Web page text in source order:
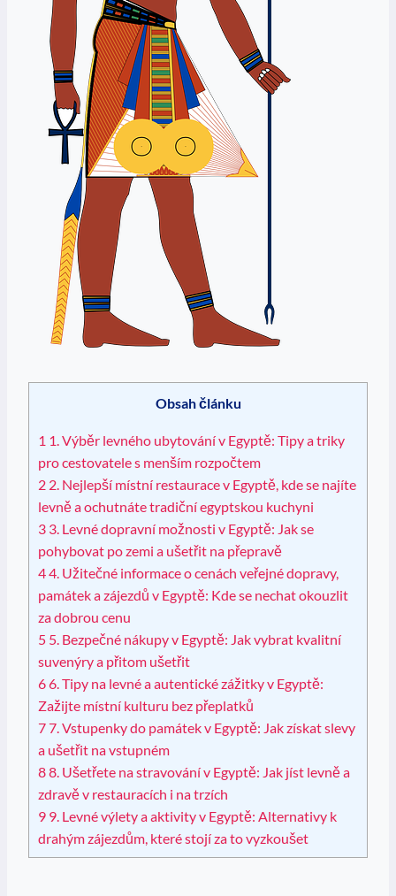
Obsah článku
1 1. Výběr levného ubytování v Egyptě: Tipy a triky
pro cestovatele s menším ⁣rozpočtem
2 2. Nejlepší místní⁤ restaurace⁢ v Egyptě, kde ⁣se ‍najíte
levně a ochutnáte tradiční egyptskou kuchyni
3 3. Levné dopravní možnosti v Egyptě: Jak se
pohybovat po zemi a⁢ ušetřit na​ přepravě
44. Užitečné informace o ⁤cenách​ veřejné⁣ dopravy,
památek ‌a⁤ zájezdů v ‍Egyptě: Kde se ​nechat okouzlit
za ‌dobrou cenu
5 5.⁢ Bezpečné nákupy v Egyptě: Jak‌ vybrat​ kvalitní
⁢suvenýry a ⁣přitom ušetřit
66. Tipy na ⁢levné a ⁣autentické zážitky v Egyptě:
Zažijte místní kulturu bez přeplatků
77.‍ Vstupenky do památek v Egyptě: Jak získat slevy⁢
a ušetřit na vstupném
88. Ušetřete ⁤na stravování v Egyptě: ⁤Jak jíst levně a
zdravě v restauracích i na⁢ trzích
9 9. Levné výlety⁣ a aktivity v Egyptě: Alternativy k
drahým zájezdům,⁤ které stojí⁣ za to vyzkoušet